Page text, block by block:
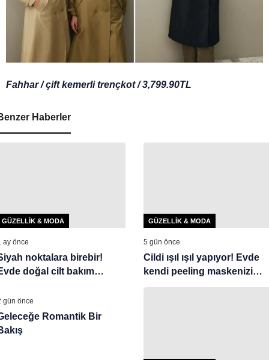
Fahhar / çift kemerli trençkot / 3,799.90TL
Haberler
GÜZELLIK & MODA
ay önce
noktalara birebir!
doğal cilt bakım
GÜZELLIK & MODA
5 gün önce
Cildi ışıl ışıl yapıyor! Evde
kendi peeling maskenizi
yapın
gün önce
Romantik Bir